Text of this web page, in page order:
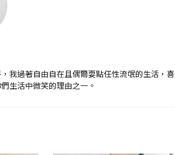
我過著自由自在且偶爾耍點任性流氓的生活，喜
生活中微笑的理由之一。